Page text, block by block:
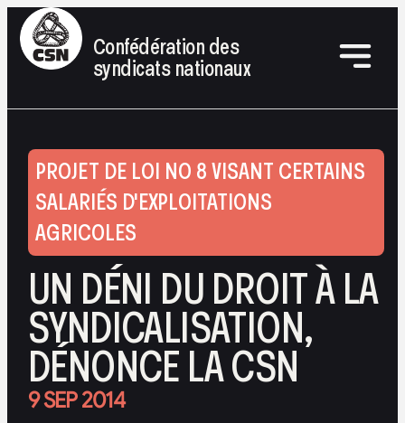
Confédération des
syndicats nationaux
PROJET DE LOI NO 8 VISANT CERTAINS
SALARIÉS D'EXPLOITATIONS
AGRICOLES
UN DÉNI DU DROIT À LA
SYNDICALISATION,
DÉNONCE LA CSN
9 SEP 2014